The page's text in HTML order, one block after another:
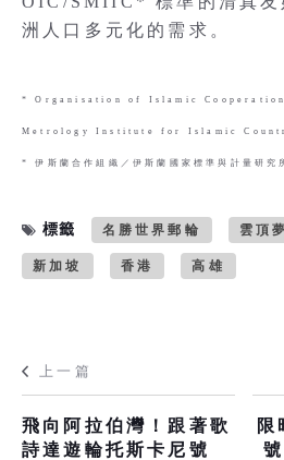
洲人口多元化的需求。
* Organisation of Islamic
Metrology Institute for Islamic
* 伊斯蘭合作組織／伊斯蘭國家標準與計量研究
標籤 名勝世界郵輪 雲頂
新加坡 香港 高雄
上一篇
飛向阿拉伯灣！跟著歌
詩達遊輪托斯卡尼號
限